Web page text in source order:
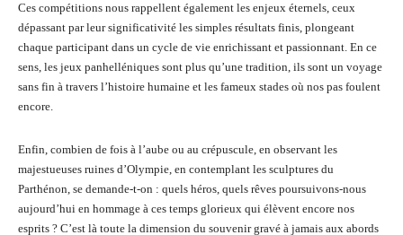
Ces compétitions nous rappellent également les enjeux éternels, ceux
dépassant par leur significativité les simples résultats finis, plongeant
chaque participant dans un cycle de vie enrichissant et passionnant. En ce
sens, les jeux panhelléniques sont plus qu’une tradition, ils sont un voyage
sans fin à travers l’histoire humaine et les fameux stades où nos pas foulent
encore.
Enfin, combien de fois à l’aube ou au crépuscule, en observant les
majestueuses ruines d’Olympie, en contemplant les sculptures du
Parthénon, se demande-t-on : quels héros, quels rêves poursuivons-nous
aujourd’hui en hommage à ces temps glorieux qui élèvent encore nos
esprits ? C’est là toute la dimension du souvenir gravé à jamais aux abords